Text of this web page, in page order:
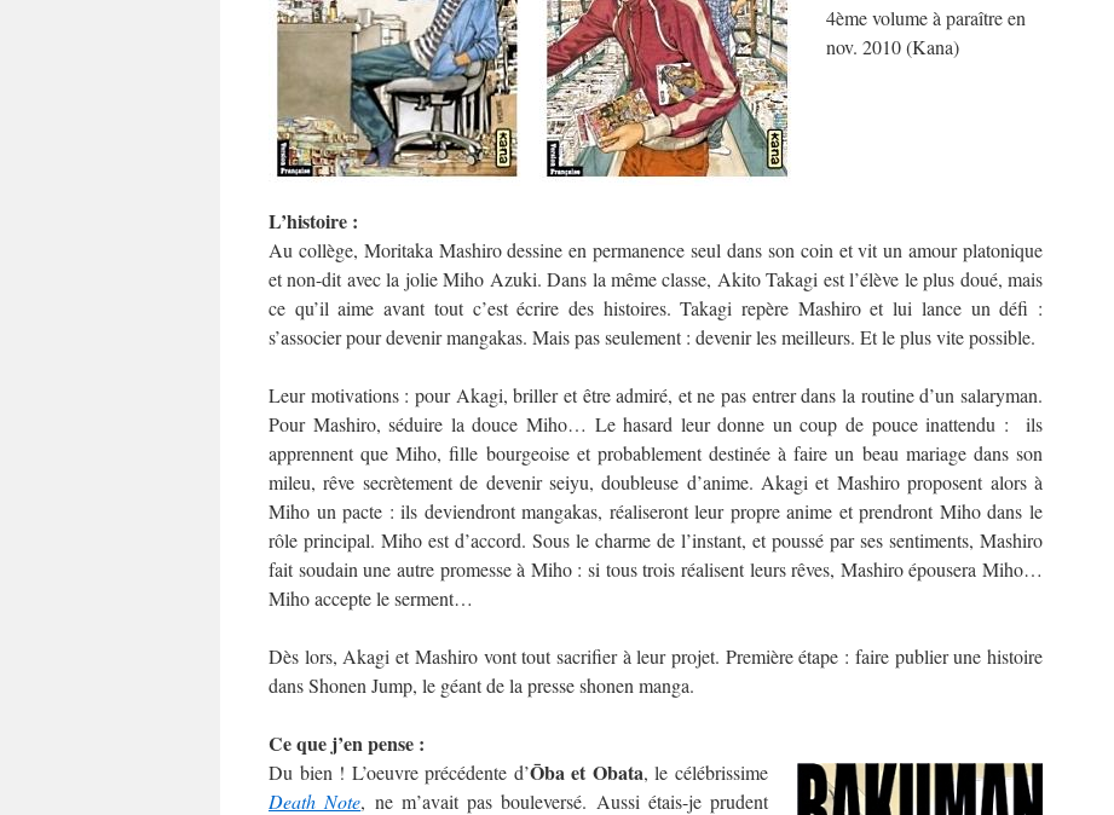
4ème volume à paraître en
nov. 2010 (Kana)
L’histoire :
Au collège, Moritaka Mashiro dessine en permanence seul dans son coin et vit un amour platonique
et non-dit avec la jolie Miho Azuki. Dans la même classe, Akito Takagi est l’élève le plus doué, mais
ce qu’il aime avant tout c’est écrire des histoires. Takagi repère Mashiro et lui lance un défi :
s’associer pour devenir mangakas. Mais pas seulement : devenir les meilleurs. Et le plus vite possible.
Leur motivations : pour Akagi, briller et être admiré, et ne pas entrer dans la routine d’un salaryman.
Pour Mashiro, séduire la douce Miho… Le hasard leur donne un coup de pouce inattendu : ils
apprennent que Miho, fille bourgeoise et probablement destinée à faire un beau mariage dans son
mileu, rêve secrètement de devenir seiyu, doubleuse d’anime. Akagi et Mashiro proposent alors à
Miho un pacte : ils deviendront mangakas, réaliseront leur propre anime et prendront Miho dans le
rôle principal. Miho est d’accord. Sous le charme de l’instant, et poussé par ses sentiments, Mashiro
fait soudain une autre promesse à Miho : si tous trois réalisent leurs rêves, Mashiro épousera Miho…
Miho accepte le serment…
Dès lors, Akagi et Mashiro vont tout sacrifier à leur projet. Première étape : faire publier une histoire
dans Shonen Jump, le géant de la presse shonen manga.
Ce que j’en pense :
Du bien ! L’oeuvre précédente d’Ōba et Obata, le célébrissime
Death Note, ne m’avait pas bouleversé. Aussi étais-je prudent